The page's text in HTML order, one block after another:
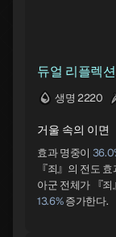
듀얼 리플렉션
생명 2220
거울 속의 이면
효과 명중이
『죄』의 전도
아군 전체가 『
13.6%